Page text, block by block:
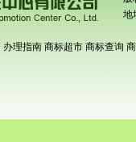
地
办理指南 商标超市 商标查询